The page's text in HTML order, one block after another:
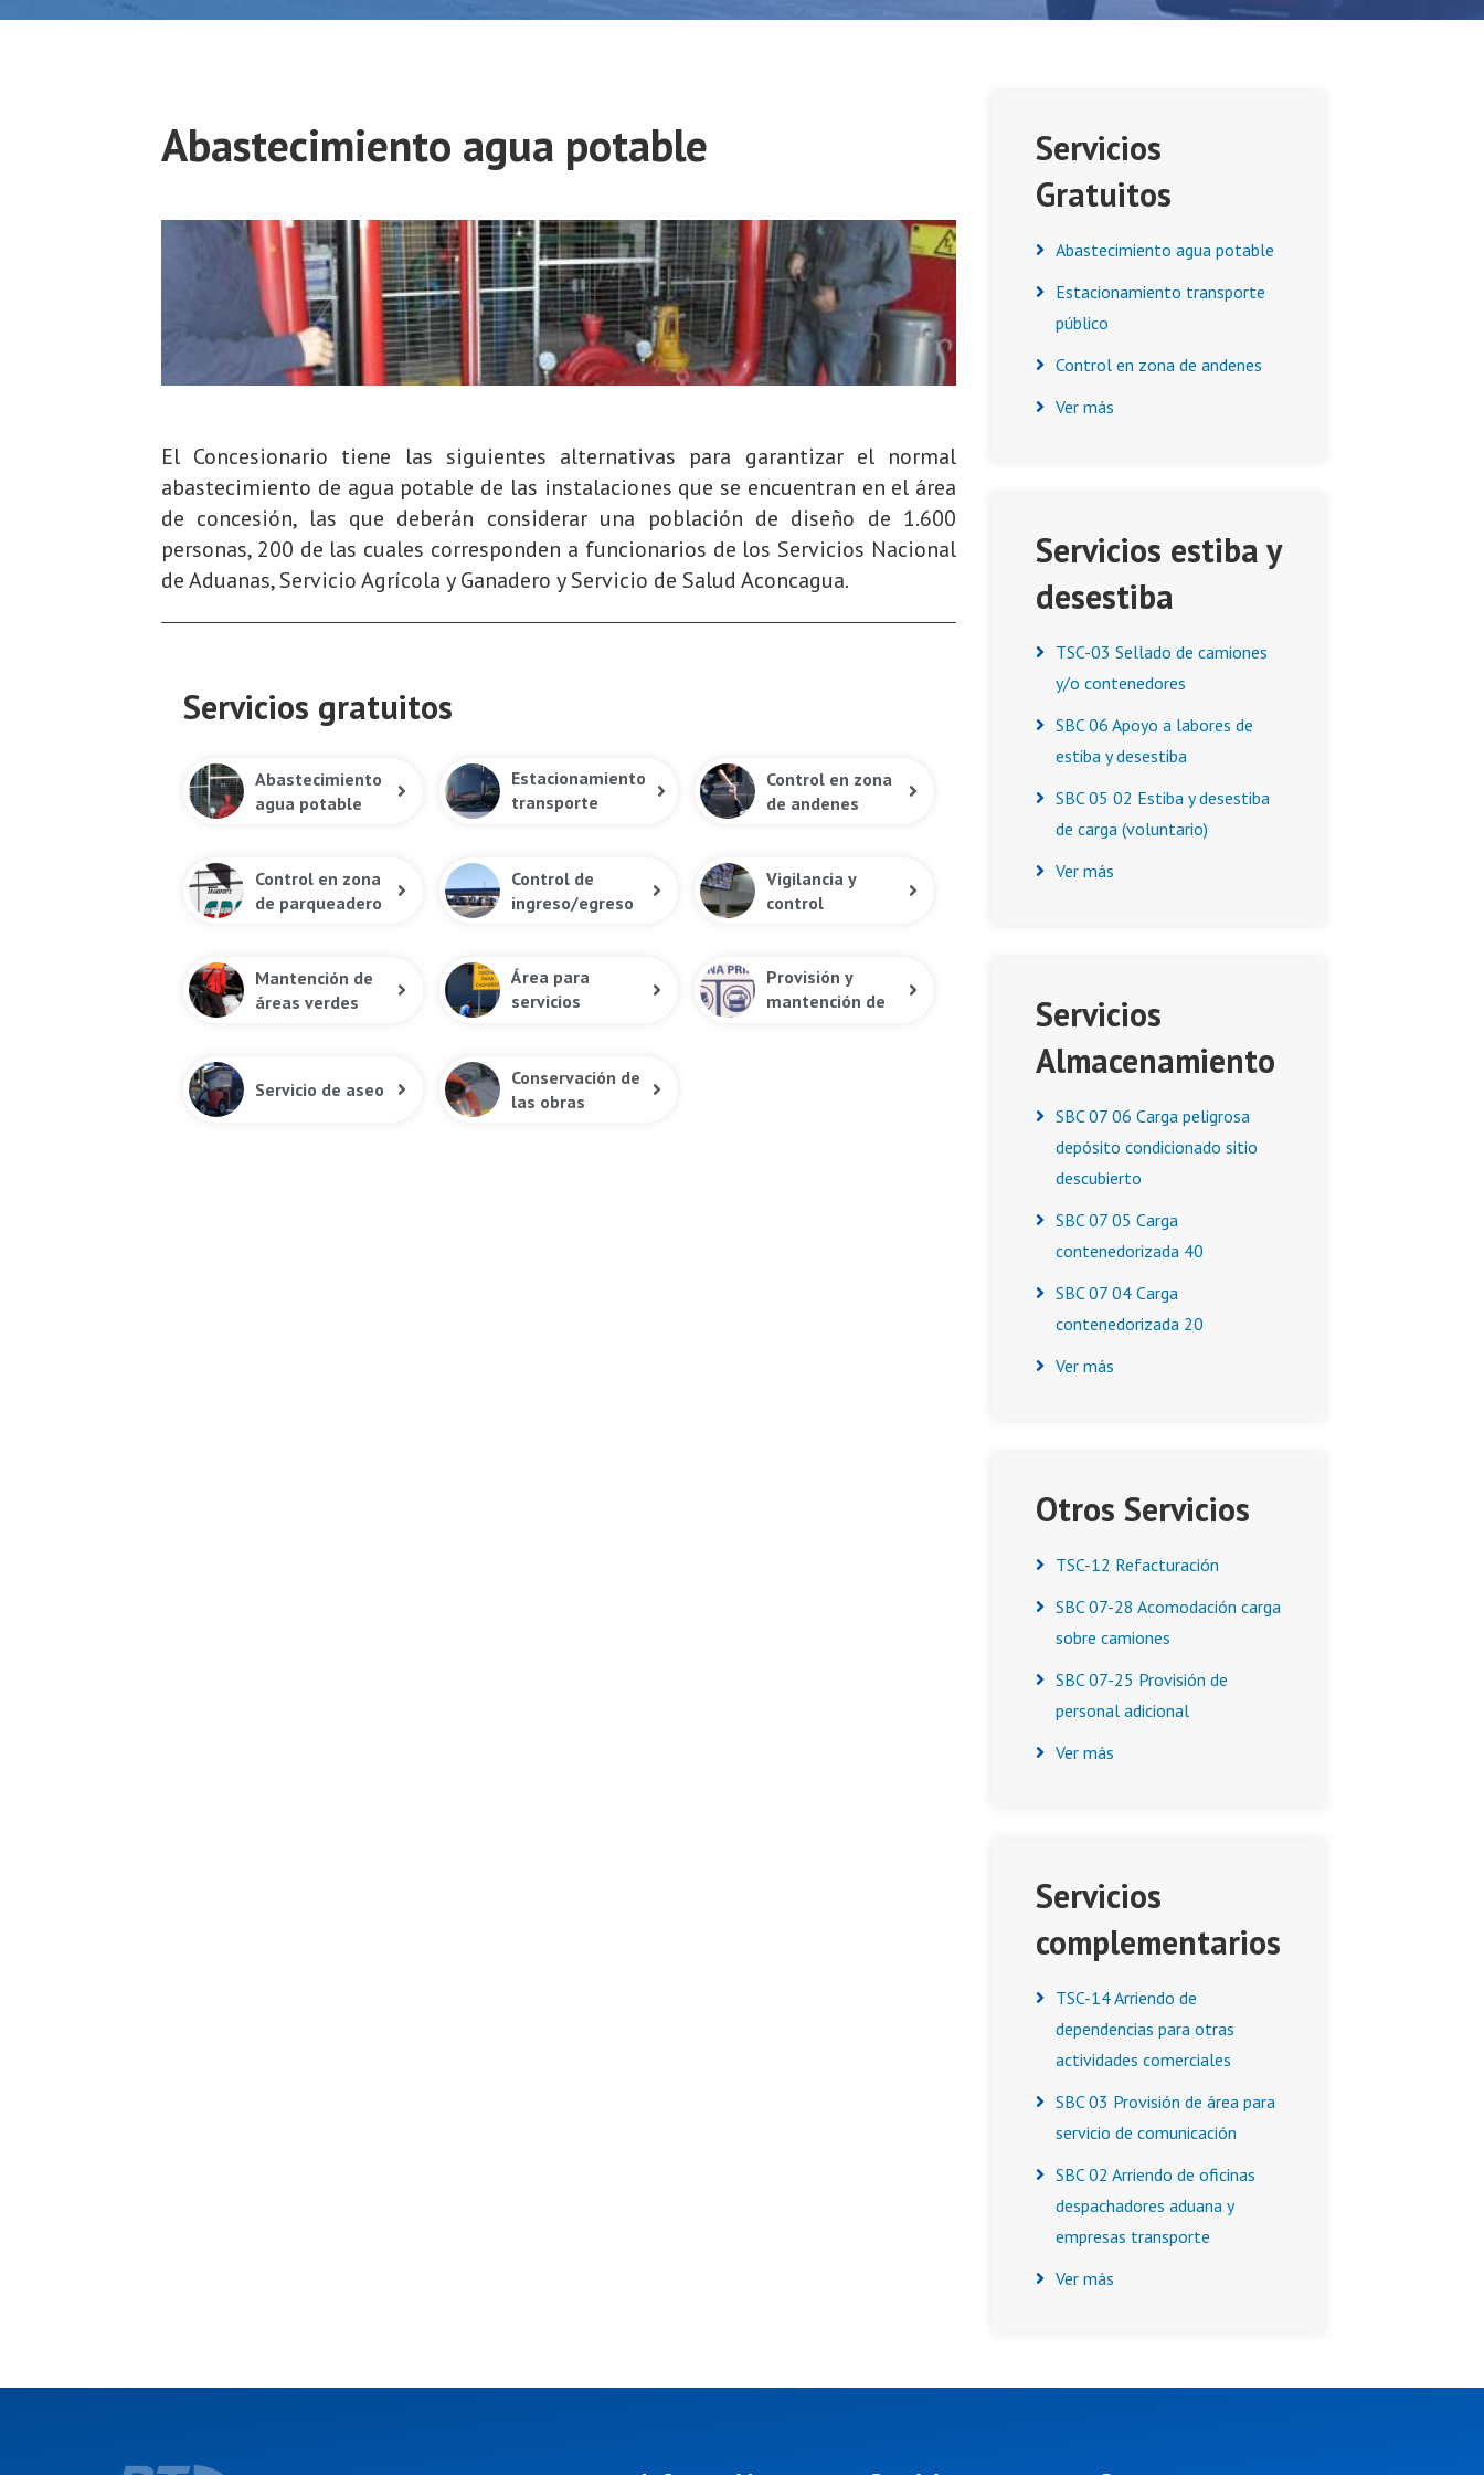
Abastecimiento agua potable
El Concesionario tiene las siguientes alternativas para garantizar el normal
abastecimiento de agua potable de las instalaciones que se encuentran en el área
de concesión, las que deberán considerar una población de diseño de 1.600
personas, 200 de las cuales corresponden a funcionarios de los Servicios Nacional
de Aduanas, Servicio Agrícola y Ganadero y Servicio de Salud Aconcagua.
Servicios gratuitos
Abastecimiento
agua potable
Estacionamiento
transporte
Control en zona
de andenes
Control en zona
de parqueadero
Control de
ingreso/egreso
Vigilancia y
control
Mantención de
áreas verdes
Área para
servicios
Provisión y
mantención de
Servicio de aseo
Conservación de
las obras
Servicios
Gratuitos
Abastecimiento agua potable
Estacionamiento transporte
público
Control en zona de andenes
Ver más
Servicios estiba y
desestiba
TSC-03 Sellado de camiones
y/o contenedores
SBC 06 Apoyo a labores de
estiba y desestiba
SBC 05 02 Estiba y desestiba
de carga (voluntario)
Ver más
Servicios
Almacenamiento
SBC 07 06 Carga peligrosa
depósito condicionado sitio
descubierto
SBC 07 05 Carga
contenedorizada 40
SBC 07 04 Carga
contenedorizada 20
Ver más
Otros Servicios
TSC-12 Refacturación
SBC 07-28 Acomodación carga
sobre camiones
SBC 07-25 Provisión de
personal adicional
Ver más
Servicios
complementarios
TSC-14 Arriendo de
dependencias para otras
actividades comerciales
SBC 03 Provisión de área para
servicio de comunicación
SBC 02 Arriendo de oficinas
despachadores aduana y
empresas transporte
Ver más